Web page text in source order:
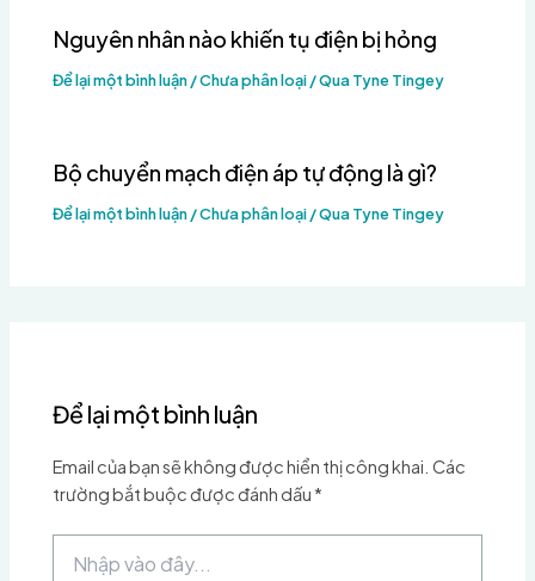
Nguyên nhân nào khiến tụ điện bị hỏng
Để lại một bình luận/Chưa phân loại/ QuaTyne Tingey
Bộ chuyển mạch điện áp tự động là gì?
Để lại một bình luận/Chưa phân loại/ QuaTyne Tingey
Để lại một bình luận
Email của bạn sẽ không được hiển thị công khai. Các
trường bắt buộc được đánh dấu*
vào